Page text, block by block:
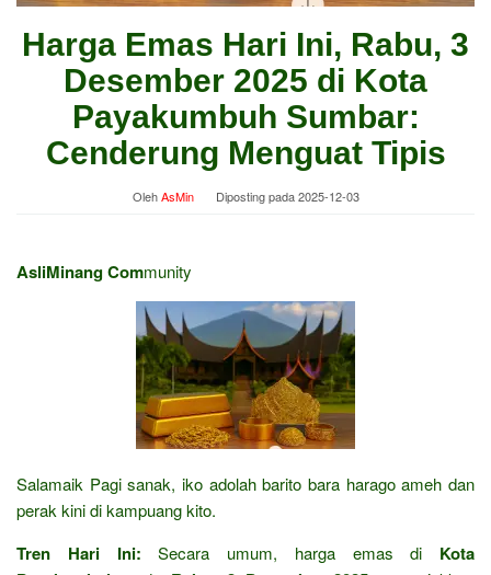
Harga Emas Hari Ini, Rabu, 3
Desember 2025 di Kota
Payakumbuh Sumbar:
Cenderung Menguat Tipis
OlehAsMin Diposting pada2025-12-03
AsliMinang Community
Salamaik Pagi sanak, iko adolah barito bara harago ameh dan
perak kini di kampuang kito.
Tren Hari Ini: Secara umum, harga emas di Kota